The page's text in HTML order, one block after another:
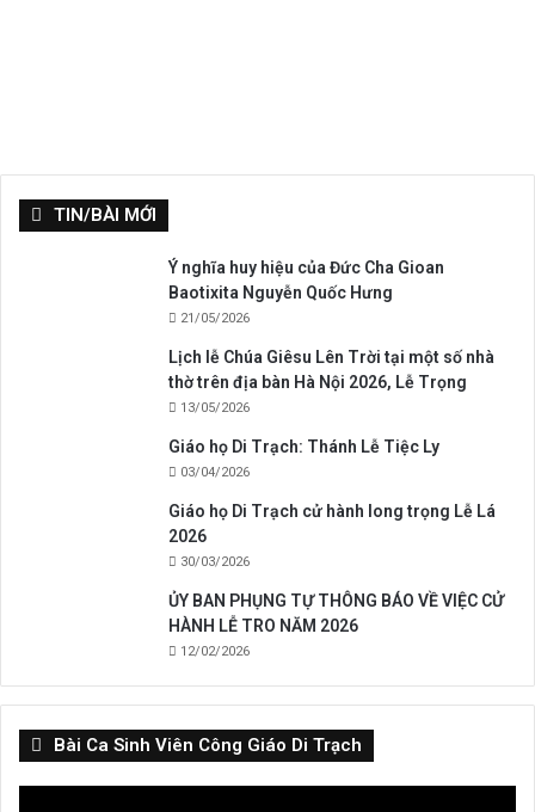
TIN/BÀI MỚI
Ý nghĩa huy hiệu của Đức Cha Gioan
Baotixita Nguyễn Quốc Hưng
21/05/2026
Lịch lễ Chúa Giêsu Lên Trời tại một số nhà
thờ trên địa bàn Hà Nội 2026, Lễ Trọng
13/05/2026
Giáo họ Di Trạch: Thánh Lễ Tiệc Ly
03/04/2026
Giáo họ Di Trạch cử hành long trọng Lễ Lá
2026
30/03/2026
ỦY BAN PHỤNG TỰ THÔNG BÁO VỀ VIỆC CỬ
HÀNH LỄ TRO NĂM 2026
12/02/2026
Bài Ca Sinh Viên Công Giáo Di Trạch